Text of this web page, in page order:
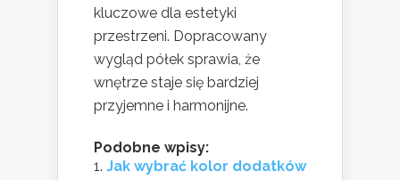
kluczowe dla estetyki
przestrzeni. Dopracowany
wygląd półek sprawia, że
wnętrze staje się bardziej
przyjemne i harmonijne.
Podobne wpisy:
Jak wybrać kolor dodatków